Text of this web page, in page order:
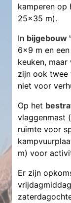
kamperen op
25x35 m).
In bijgebouw
6x9 m en
keuken,
zijn ook twee
niet voor
Op het
vlaggenmast
ruimte voor
m) voor
Er zijn